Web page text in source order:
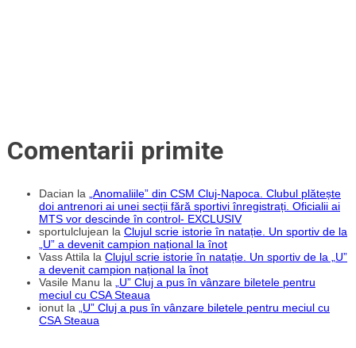
Comentarii primite
Dacian la
„Anomaliile” din CSM Cluj-Napoca. Clubul plătește
doi antrenori ai unei secții fără sportivi înregistrați. Oficialii ai
MTS vor descinde în control- EXCLUSIV
sportulclujean la Clujul scrie istorie în natație. Un sportiv de la
„U” a devenit campion național la înot
Vass Attila la Clujul scrie istorie în natație. Un sportiv de la „U”
a devenit campion național la înot
Vasile Manu la
„U” Cluj a pus în vânzare biletele pentru
meciul cu CSA Steaua
ionut la
„U” Cluj a pus în vânzare biletele pentru meciul cu
CSA Steaua